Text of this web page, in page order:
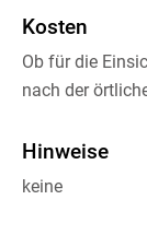
Kosten
Ob für die
nach der
Hinweise
keine